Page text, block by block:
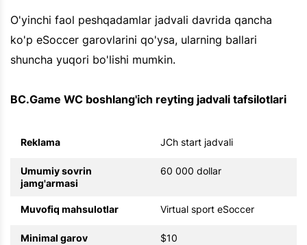
O'yinchi faol peshqadamlar jadvali davrida qancha
ko'p eSoccer garovlarini qo'ysa, ularning ballari
shuncha yuqori bo'lishi mumkin.
BC.Game WC boshlang'ich reyting jadvali tafsilotlari
Reklama JCh start jadvali
Umumiy sovrin
jamg'armasi
60 000 dollar
Muvofiq mahsulotlar Virtual sport eSoccer
Minimal garov $10